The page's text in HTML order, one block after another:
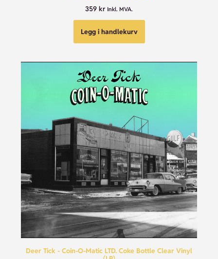
359 kr Inkl. MVA.
Legg i handlekurv
Deer Tick - Coin-O-Matic LTD. Coke Bottle Clear Vinyl